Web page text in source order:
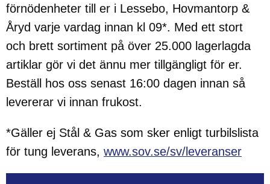
förnödenheter till er i Lessebo, Hovmantorp &
Åryd varje vardag innan kl 09*. Med ett stort
och brett sortiment på över 25.000 lagerlagda
artiklar gör vi det ännu mer tillgängligt för er.
Beställ hos oss senast 16:00 dagen innan så
levererar vi innan frukost.
*Gäller ej Stål & Gas som sker enligt turbilslista
för tung leverans, www.sov.se/sv/leveranser